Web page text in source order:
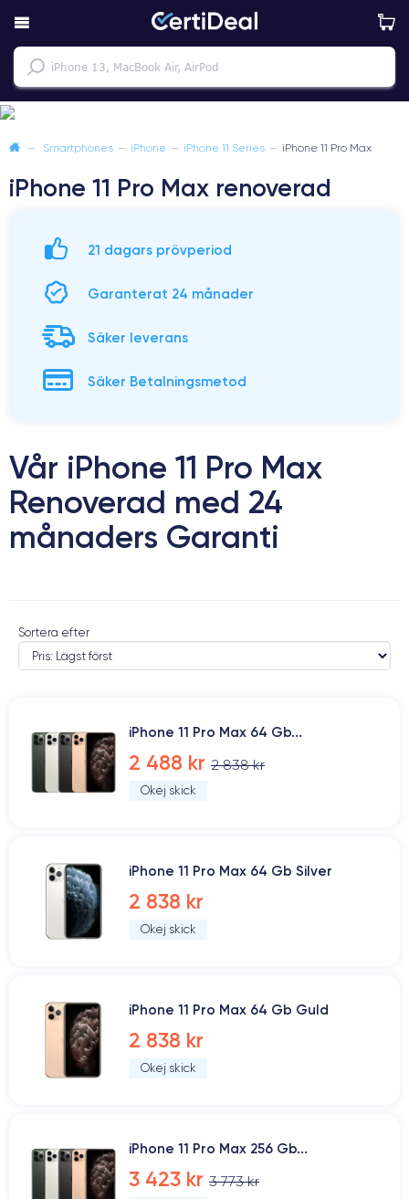
— Smartphones — iPhone — iPhone 11 Series — iPhone 11 Pro Max
iPhone 11 Pro Max renoverad
21 dagars prövperiod
Garanterat 24 månader
Säker leverans
Säker Betalningsmetod
Vår iPhone 11 Pro Max
Renoverad med 24
månaders Garanti
Sortera efter
iPhone 11 Pro Max 64 Gb...
2 488 kr 2 838 kr
Okej skick
iPhone 11 Pro Max 64 Gb Silver
2 838 kr
Okej skick
iPhone 11 Pro Max 64 Gb Guld
2 838 kr
Okej skick
iPhone 11 Pro Max 256 Gb...
3 423 kr 3 773 kr